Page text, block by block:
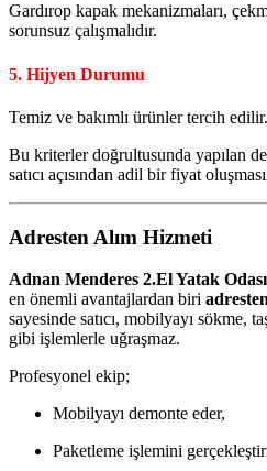
Gardırop kapak mekanizmaları,
sorunsuz çalışmalıdır.
5. Hijyen Durumu
Temiz ve bakımlı ürünler tercih edilir.
Bu kriterler doğrultusunda yapılan
satıcı açısından adil bir fiyat
Adresten Alım Hizmeti
Adnan Menderes 2.El Yatak
en önemli avantajlardan biri
sayesinde satıcı, mobilyayı sökme,
gibi işlemlerle uğraşmaz.
Profesyonel ekip;
Mobilyayı demonte eder,
Paketleme işlemini